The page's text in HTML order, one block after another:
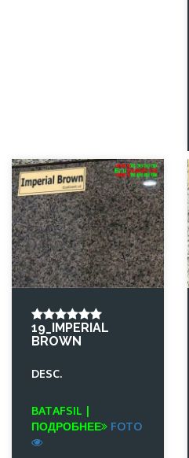
19_IMPERIAL
BROWN
DESC.
BATAFSIL |
ПОДРОБНЕЕ
FOTO